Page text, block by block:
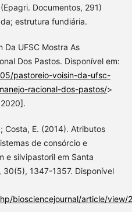
Documentos, 291)
estrutura fundiária.
Da UFSC Mostra As
Dos Pastos. Disponível em:
pastoreio-voisin-da-ufsc-
racional-dos-pastos/>
Costa, E. (2014). Atributos
de consórcio e
e silvipastoril em Santa
30(5), 1347-1357. Disponível
biosciencejournal/article/view/